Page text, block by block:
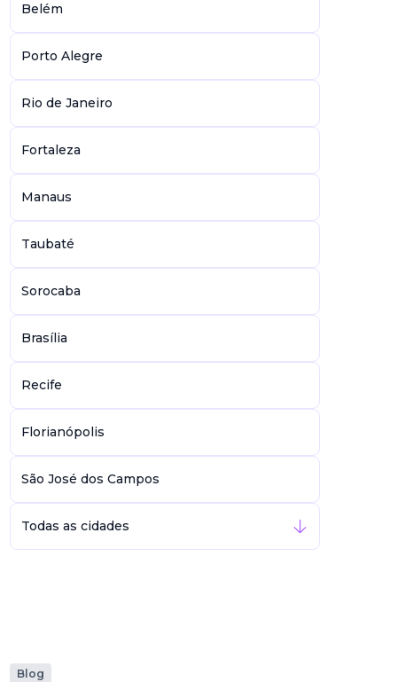
Belém
Porto Alegre
Rio de Janeiro
Fortaleza
Manaus
Taubaté
Sorocaba
Brasília
Recife
Florianópolis
São José dos Campos
Todas as cidades
Blog